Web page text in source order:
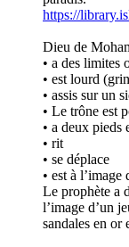
https://
Dieu de
• a des limites
• est lourd
• assis sur un
• Le trône est
• a deux pieds
• rit
• se déplace
• est à l’image
Le prophète a
l’image d’un
sandales en or